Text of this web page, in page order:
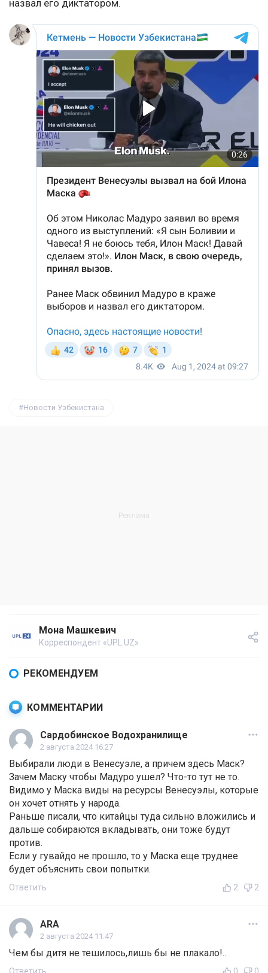
назвал его диктатором.
Новости Узбекистана
Мона Машкевич
Корреспондент «UPL.UZ»
РЕКОМЕНДУЕМ
КОММЕНТАРИИ
Сардобинское Водохранилище
2 августа 2024 16:27
Выбирали люди в Венесуэле, а причем здесь Маск?
Зачем Маску чтобы Мадуро ушел? Что-то тут не то.
Видимо у Маска виды на ресурсы Венесуэлы, которые
он хочет отнять у народа.
Раньше писали, что китайцы туда сильно вложились и
дальше собираются вкладывать, они тоже будут
против.
Если у гувайдо не прошло, то у Маска еще труднее
будет объяснить свои попытки.
Ответить 2 2
ARA
2 августа 2024 11:47
Чем бы дитя не тешилось,лишь бы не плакало!..